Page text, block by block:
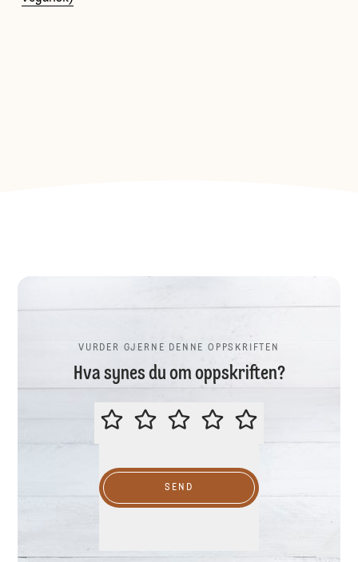
VURDER GJERNE DENNE OPPSKRIFTEN
Hva synes du om oppskriften?
VURDER GJERNE DENNE
SEND